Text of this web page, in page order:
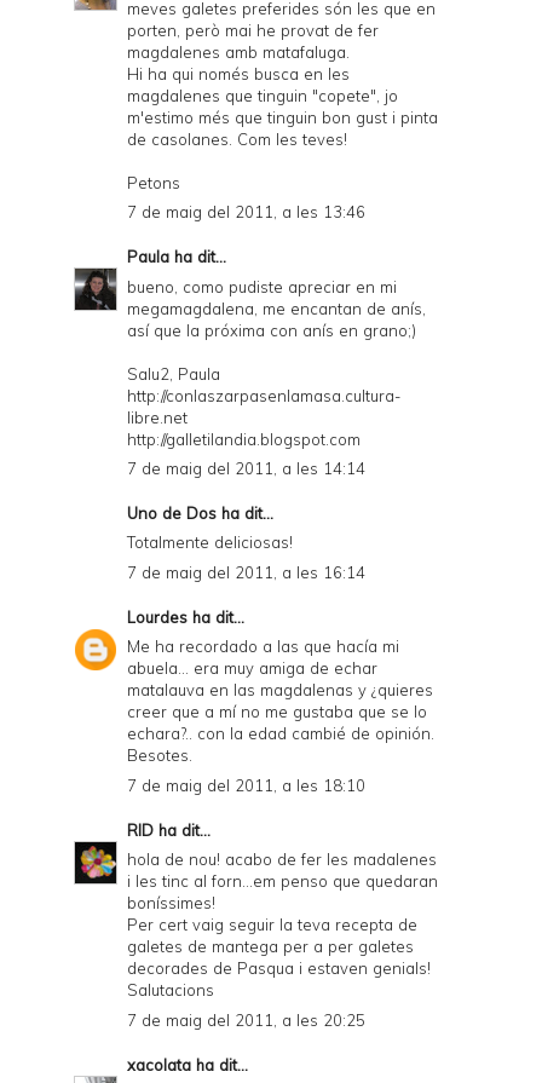
meves galetes preferides són les que en
porten, però mai he provat de fer
magdalenes amb matafaluga.
Hi ha qui només busca en les
magdalenes que tinguin "copete", jo
m'estimo més que tinguin bon gust i pinta
de casolanes. Com les teves!
Petons
7 de maig del 2011, a les 13:46
Paula ha dit...
bueno, como pudiste apreciar en mi
megamagdalena, me encantan de anís,
así que la próxima con anís en grano;)
Salu2, Paula
http://conlaszarpasenlamasa.cultura-
libre.net
http://galletilandia.blogspot.com
7 de maig del 2011, a les 14:14
Uno de Dos ha dit...
Totalmente deliciosas!
7 de maig del 2011, a les 16:14
Lourdes ha dit...
Me ha recordado a las que hacía mi
abuela... era muy amiga de echar
matalauva en las magdalenas y ¿quieres
creer que a mí no me gustaba que se lo
echara?.. con la edad cambié de opinión.
Besotes.
7 de maig del 2011, a les 18:10
RID ha dit...
hola de nou! acabo de fer les madalenes
i les tinc al forn...em penso que quedaran
boníssimes!
Per cert vaig seguir la teva recepta de
galetes de mantega per a per galetes
decorades de Pasqua i estaven genials!
Salutacions
7 de maig del 2011, a les 20:25
xacolata ha dit...